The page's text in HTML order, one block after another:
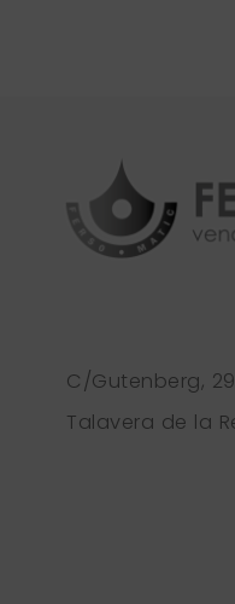
C/Gutenberg,
Talavera de la